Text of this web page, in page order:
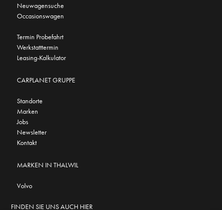
Neuwagensuche
Occasionswagen
Termin Probefahrt
Werkstatttermin
Leasing-Kalkulator
CARPLANET GRUPPE
Standorte
Marken
Jobs
Newsletter
Kontakt
MARKEN IN THALWIL
Volvo
FINDEN SIE UNS AUCH HIER